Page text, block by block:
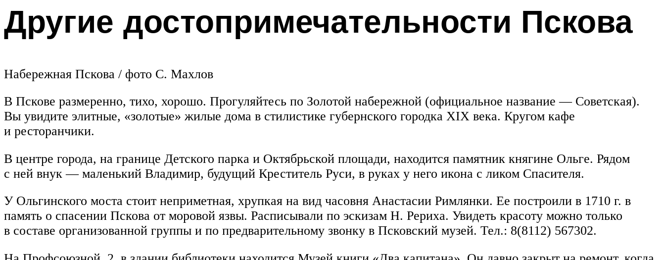
Другие достопримечательности Пскова
Набережная Пскова / фото С. Махлов
В Пскове размеренно, тихо, хорошо. Прогуляйтесь по Золотой набережной (официальное название — Советская).
Вы увидите элитные, «золотые» жилые дома в стилистике губернского городка XIX века. Кругом кафе
и ресторанчики.
В центре города, на границе Детского парка и Октябрьской площади, находится памятник княгине Ольге. Рядом
с ней внук — маленький Владимир, будущий Креститель Руси, в руках у него икона с ликом Спасителя.
У Ольгинского моста стоит неприметная, хрупкая на вид часовня Анастасии Римлянки. Ее построили в 1710 г. в
память о спасении Пскова от моровой язвы. Расписывали по эскизам Н. Рериха. Увидеть красоту можно только
в составе организованной группы и по предварительному звонку в Псковский музей. Тел.: 8(8112) 567302.